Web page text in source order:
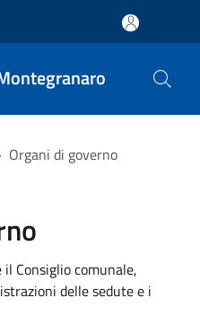
Organi di governo
Consiglio comunale,
delle sedute e i